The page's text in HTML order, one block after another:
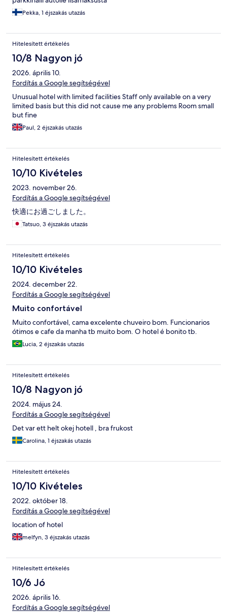
Pekka, 1 éjszakás utazás
Hitelesített értékelés
10/8 Nagyon jó
2026. április 10.
Fordítás a Google segítségével
Unusual hotel with limited facilities Staff only available on a very
limited basis but this did not cause me any problems Room small
but fine
Paul, 2 éjszakás utazás
Hitelesített értékelés
10/10 Kivételes
2023. november 26.
Fordítás a Google segítségével
快適にお過ごしました。
Tatsuo, 3 éjszakás utazás
Hitelesített értékelés
10/10 Kivételes
2024. december 22.
Fordítás a Google segítségével
Muito confortável
Muito confortável, cama excelente chuveiro bom. Funcionarios
ótimos e cafe da manha tb muito bom. O hotel é bonito tb.
Lucia, 2 éjszakás utazás
Hitelesített értékelés
10/8 Nagyon jó
2024. május 24.
Fordítás a Google segítségével
Det var ett helt okej hotell , bra frukost
Carolina, 1 éjszakás utazás
Hitelesített értékelés
10/10 Kivételes
2022. október 18.
Fordítás a Google segítségével
location of hotel
melfyn, 3 éjszakás utazás
Hitelesített értékelés
10/6 Jó
2026. április 16.
Fordítás a Google segítségével